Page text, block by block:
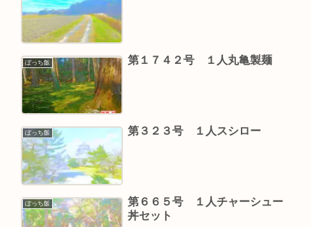
ぼっち飯 第１７４２号 １人丸亀製麺
ぼっち飯 第３２３号 １人スシロー
ぼっち飯
第６６５号 １人チャーシュー
丼セット